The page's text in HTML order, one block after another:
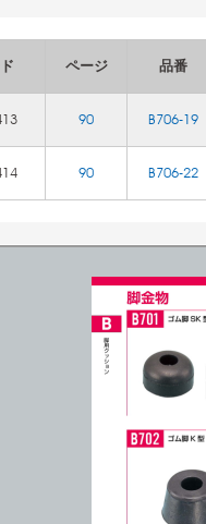
ページ 品番
90 B706-19
90 B706-22